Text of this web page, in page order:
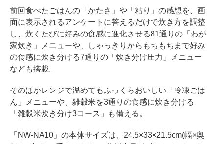
前回食べたごはんの「かたさ」や「粘り」の感想を、画
面に表示されるアンケートに答えるだけで炊き方を調整
し、炊くたびに好みの食感に進化させる81通りの「わが
家炊き」メニューや、しゃっきりからもちもちまで好み
の食感に炊き分ける7通りの「炊き分け圧力」メニュー
なども搭載。
そのほかレンジで温めてもふっくらおいしい「冷凍ごは
ん」メニューや、雑穀米を3通りの食感に炊き分ける
「雑穀米炊き分け3コース」も備える。
「NW-NA10」の本体サイズは、24.5×33×21.5cm(幅×奥